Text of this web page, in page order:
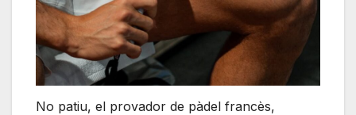
No patiu, el provador de pàdel francès,